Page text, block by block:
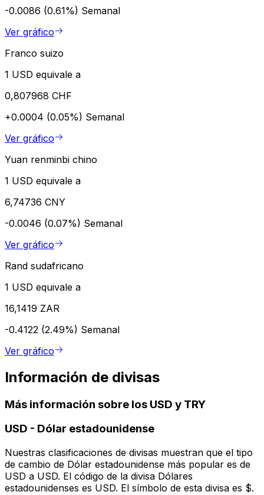
-0.0086 (0.61%) Semanal
Ver gráfico
Franco suizo
1 USD equivale a
0,807968 CHF
+0.0004 (0.05%) Semanal
Ver gráfico
Yuan renminbi chino
1 USD equivale a
6,74736 CNY
-0.0046 (0.07%) Semanal
Ver gráfico
Rand sudafricano
1 USD equivale a
16,1419 ZAR
-0.4122 (2.49%) Semanal
Ver gráfico
Información de divisas
Más información sobre los USD y TRY
USD - Dólar estadounidense
Nuestras clasificaciones de divisas muestran que el tipo
de cambio de Dólar estadounidense más popular es de
USD a USD. El código de la divisa Dólares
estadounidenses es USD. El símbolo de esta divisa es $.